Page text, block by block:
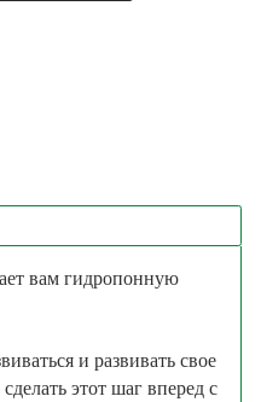
вам гидропонную
и развивать свое
этот шаг вперед с